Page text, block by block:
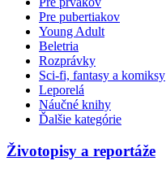
Pre pubertiakov
Young Adult
Beletria
Rozprávky
Sci-fi, fantasy a komiksy
Leporelá
Náučné knihy
Ďalšie kategórie
Životopisy a reportáže